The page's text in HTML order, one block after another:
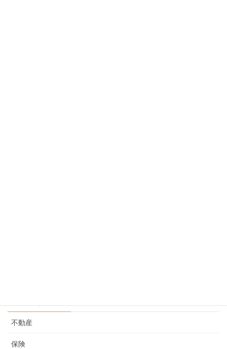
不動産
保険